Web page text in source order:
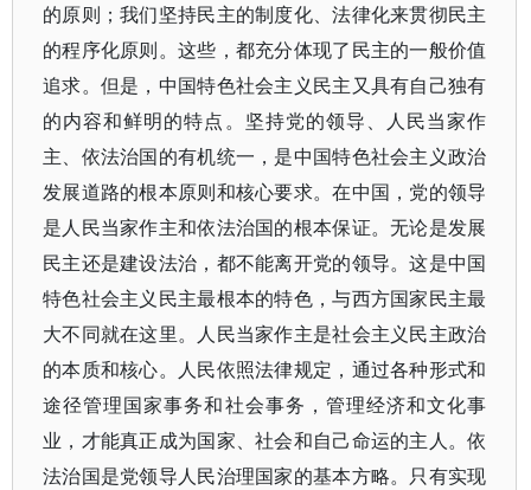
的原则；我们坚持民主的制度化、法律化来贯彻民主
的程序化原则。这些，都充分体现了民主的一般价值
追求。但是，中国特色社会主义民主又具有自己独有
的内容和鲜明的特点。坚持党的领导、人民当家作
主、依法治国的有机统一，是中国特色社会主义政治
发展道路的根本原则和核心要求。在中国，党的领导
是人民当家作主和依法治国的根本保证。无论是发展
民主还是建设法治，都不能离开党的领导。这是中国
特色社会主义民主最根本的特色，与西方国家民主最
大不同就在这里。人民当家作主是社会主义民主政治
的本质和核心。人民依照法律规定，通过各种形式和
途径管理国家事务和社会事务，管理经济和文化事
业，才能真正成为国家、社会和自己命运的主人。依
法治国是党领导人民治理国家的基本方略。只有实现